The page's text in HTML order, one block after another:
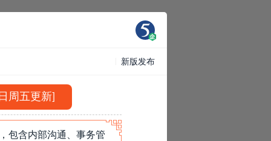
新版发布
周五更新]
包含内部沟通、事务管